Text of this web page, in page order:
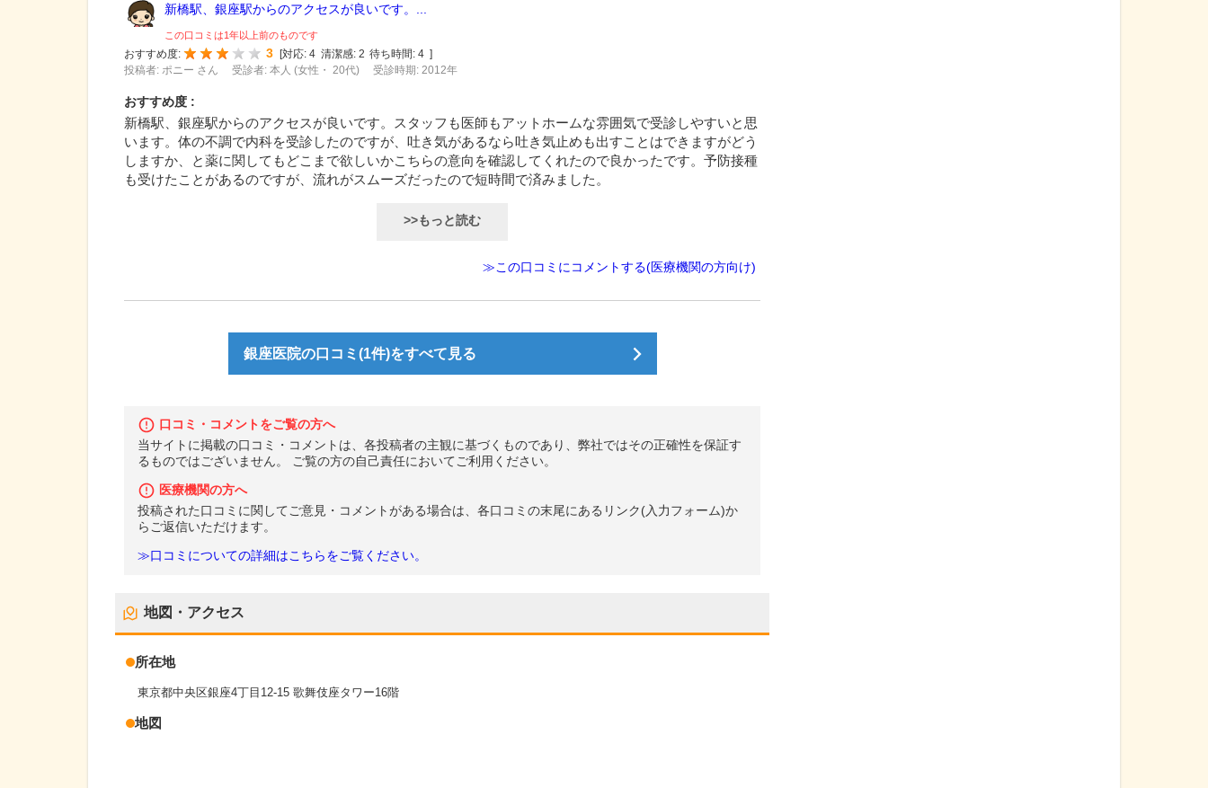
新橋駅、銀座駅からのアクセスが良いです。...
この口コミは1年以上前のものです
おすすめ度:
3 対応: 4 清潔感: 2 待ち時間: 4
投稿者: ポニー さん
受診者: 本人 (女性・ 20代) 受診時期: 2012年
おすすめ度 :
新橋駅、銀座駅からのアクセスが良いです。スタッフも医師もアットホームな雰囲気で受診しやすいと思
います。体の不調で内科を受診したのですが、吐き気があるなら吐き気止めも出すことはできますがどう
しますか、と薬に関してもどこまで欲しいかこちらの意向を確認してくれたので良かったです。予防接種
も受けたことがあるのですが、流れがスムーズだったので短時間で済みました。
>>もっと読む
≫この口コミにコメントする(医療機関の方向け)
銀座医院の口コミ(1件)をすべて見る
口コミ・コメントをご覧の方へ
当サイトに掲載の口コミ・コメントは、各投稿者の主観に基づくものであり、弊社ではその正確性を保証す
るものではございません。 ご覧の方の自己責任においてご利用ください。
医療機関の方へ
投稿された口コミに関してご意見・コメントがある場合は、各口コミの末尾にあるリンク(入力フォーム)か
らご返信いただけます。
≫口コミについての詳細はこちらをご覧ください。
地図・アクセス
所在地
東京都中央区銀座4丁目12-15 歌舞伎座タワー16階
地図